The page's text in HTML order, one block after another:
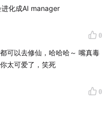
现在 9 人。十倍杠杆可
组织：最大优势是没有
止，设计师要直接输出前端
化成AI manager
0
可以去修仙，哈哈哈～ 嘴真毒
太可爱了，笑死
0